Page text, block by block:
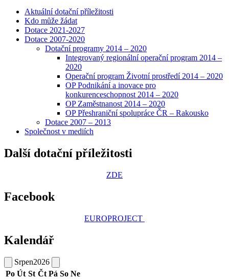
Aktuální dotační příležitosti
Kdo může žádat
Dotace 2021-2027
Dotace 2007-2020
Dotační programy 2014 – 2020
Integrovaný regionální operační program 2014 –
2020
Operační program Životní prostředí 2014 – 2020
OP Podnikání a inovace pro
konkurenceschopnost 2014 – 2020
OP Zaměstnanost 2014 – 2020
OP Přeshraniční spolupráce ČR – Rakousko
Dotace 2007 – 2013
Společnost v mediích
Další dotační příležitosti
ZDE
Facebook
EUROPROJECT
Kalendář
Srpen2026
Po Út St Čt Pá So Ne